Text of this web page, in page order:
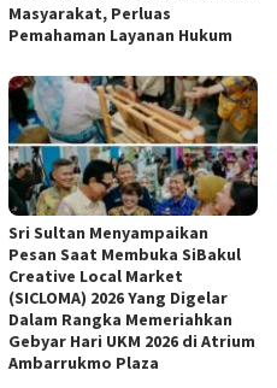
Masyarakat, Perluas
Pemahaman Layanan Hukum
Sri Sultan Menyampaikan
Pesan Saat Membuka SiBakul
Creative Local Market
(SICLOMA) 2026 Yang Digelar
Dalam Rangka Memeriahkan
Gebyar Hari UKM 2026 di Atrium
Ambarrukmo Plaza